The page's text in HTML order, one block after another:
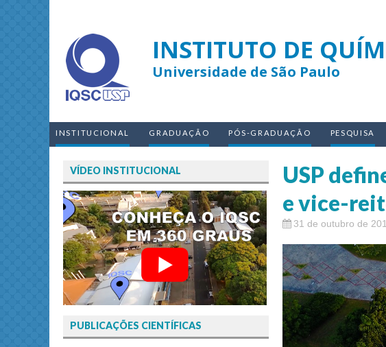
INSTITUTO DE
Universidade de São Paulo
INSTITUCIONAL GRADUAÇÃO PÓS-GRADUAÇÃO PESQUISA
USP
e vice-
31 de outubro de
VÍDEO INSTITUCIONAL
PUBLICAÇÕES CIENTÍFICAS